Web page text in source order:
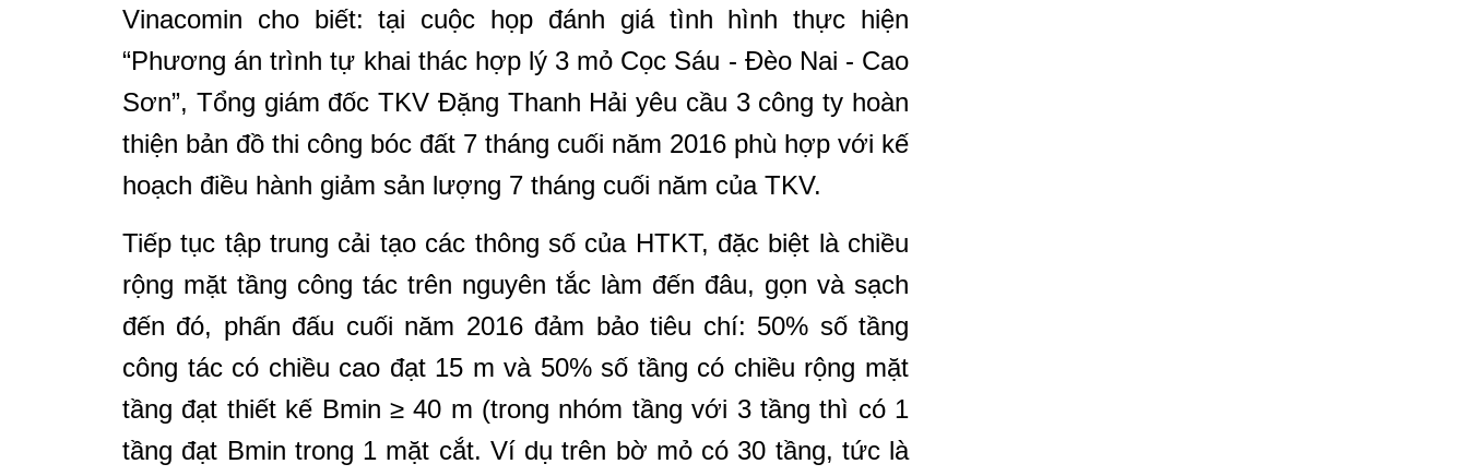
Vinacomin cho biết: tại cuộc họp đánh giá tình hình thực hiện
“Phương án trình tự khai thác hợp lý 3 mỏ Cọc Sáu - Đèo Nai - Cao
Sơn”, Tổng giám đốc TKV Đặng Thanh Hải yêu cầu 3 công ty hoàn
thiện bản đồ thi công bóc đất 7 tháng cuối năm 2016 phù hợp với kế
hoạch điều hành giảm sản lượng 7 tháng cuối năm của TKV.
Tiếp tục tập trung cải tạo các thông số của HTKT, đặc biệt là chiều
rộng mặt tầng công tác trên nguyên tắc làm đến đâu, gọn và sạch
đến đó, phấn đấu cuối năm 2016 đảm bảo tiêu chí: 50% số tầng
công tác có chiều cao đạt 15 m và 50% số tầng có chiều rộng mặt
tầng đạt thiết kế Bmin ≥ 40 m (trong nhóm tầng với 3 tầng thì có 1
tầng đạt Bmin trong 1 mặt cắt. Ví dụ trên bờ mỏ có 30 tầng, tức là